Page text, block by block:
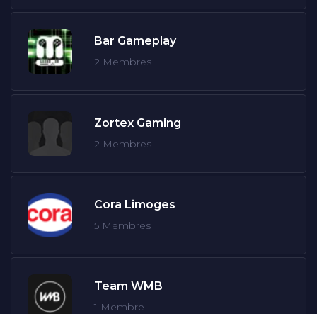
Bar Gameplay
2 Membres
Zortex Gaming
2 Membres
Cora Limoges
5 Membres
Team WMB
1 Membre